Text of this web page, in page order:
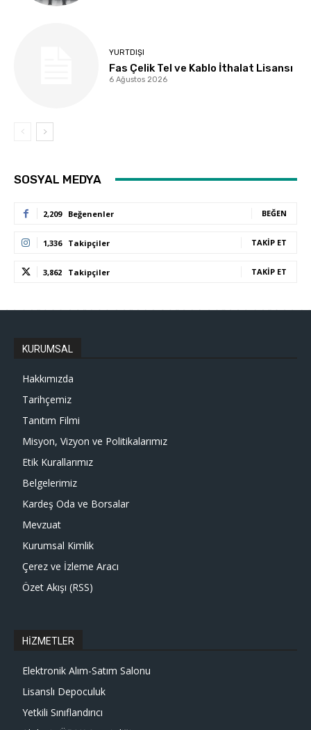
YURTDIŞI
Fas Çelik Tel ve Kablo İthalat Lisansı
6 Ağustos 2026
SOSYAL MEDYA
2,209 Beğenenler BEĞEN
1,336 Takipçiler TAKIP ET
3,862 Takipçiler TAKIP ET
KURUMSAL
Hakkımızda
Tarihçemiz
Tanıtım Filmi
Misyon, Vizyon ve Politikalarımız
Etik Kurallarımız
Belgelerimiz
Kardeş Oda ve Borsalar
Mevzuat
Kurumsal Kimlik
Çerez ve İzleme Aracı
Özet Akışı (RSS)
HİZMETLER
Elektronik Alım-Satım Salonu
Lisanslı Depoculuk
Yetkili Sınıflandırıcı